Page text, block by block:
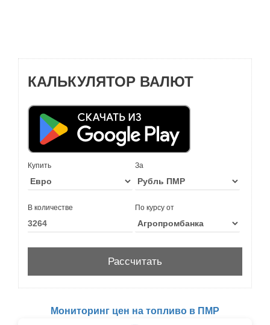
КАЛЬКУЛЯТОР ВАЛЮТ
Купить За
В количестве По курсу от
Мониторинг цен на топливо в ПМР